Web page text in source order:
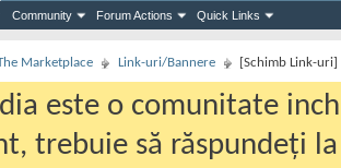
Community Forum Actions Quick Links
Marketplace Link-uri/Bannere [Schimb Link-
este o comunitate
trebuie să răspundeți